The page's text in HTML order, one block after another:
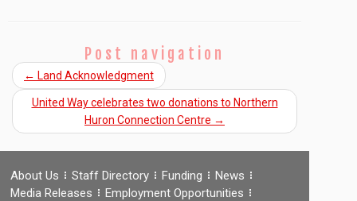
Post navigation
← Land Acknowledgment
United Way celebrates two donations to Northern
Huron Connection Centre →
About Us Staff Directory Funding
News
Media Releases
Employment Opportunities